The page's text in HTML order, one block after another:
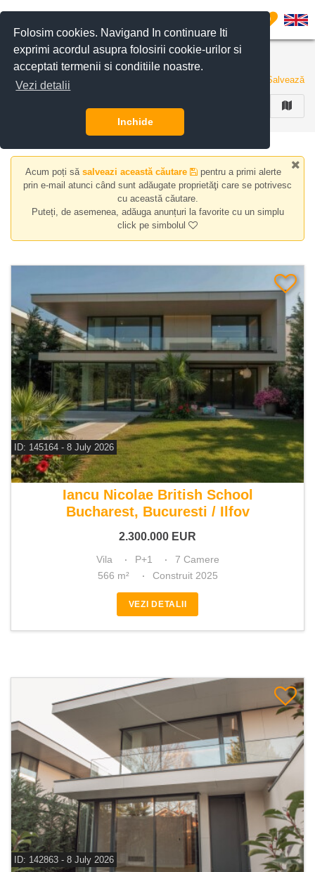
Folosim cookies. Navigand In continuare Iti
exprimi acordul asupra folosirii cookie-urilor si
acceptati termenii si conditiile noastre.
Vezi detalii
Inchide
0
Apartamente, case/vile de vanzare
90 de anunturi Salvează
FILTREAZA
Acum poți să salveazi această căutare
pentru a primi alerte
prin e-mail atunci când sunt adăugate proprietăţi care se potrivesc
cu această căutare.
Puteți, de asemenea, adăuga anunțuri la favorite cu un simplu
click pe simbolul
ID: 145164 - 8 July 2026
De vanzare vila 7 camere
Iancu Nicolae British School
Bucharest, Bucuresti / Ilfov
2.300.000 EUR
Vila P+1
7 Camere
566 m²
Construit 2025
VEZI DETALII
ID: 142863 - 8 July 2026